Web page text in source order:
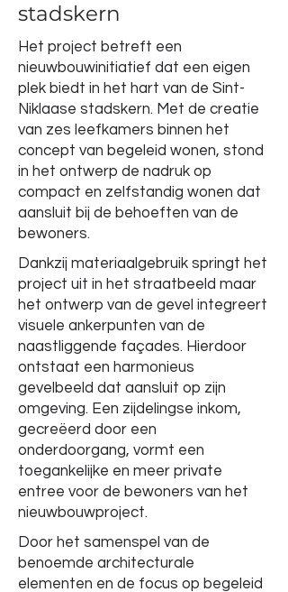
stadskern
Het project betreft een
nieuwbouwinitiatief dat een eigen
plek biedt in het hart van de Sint-
Niklaase stadskern. Met de creatie
van zes leefkamers binnen het
concept van begeleid wonen, stond
in het ontwerp de nadruk op
compact en zelfstandig wonen dat
aansluit bij de behoeften van de
bewoners.
Dankzij materiaalgebruik springt het
project uit in het straatbeeld maar
het ontwerp van de gevel integreert
visuele ankerpunten van de
naastliggende façades. Hierdoor
ontstaat een harmonieus
gevelbeeld dat aansluit op zijn
omgeving. Een zijdelingse inkom,
gecreëerd door een
onderdoorgang, vormt een
toegankelijke en meer private
entree voor de bewoners van het
nieuwbouwproject.
Door het samenspel van de
benoemde architecturale
elementen en de focus op begeleid